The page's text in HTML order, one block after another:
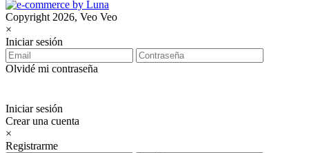
Copyright 2026, Veo Veo
×
Iniciar sesión
Olvidé mi contraseña
Iniciar sesión
Crear una cuenta
×
Registrarme